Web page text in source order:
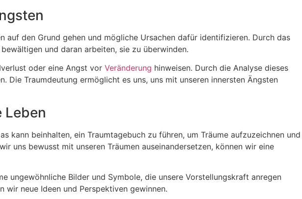
auf den Grund gehen und mögliche Ursachen dafür identifizieren. Durch das
und daran arbeiten, sie zu überwinden.
oder eine Angst vor Veränderung hinweisen. Durch die Analyse dieses
Die Traumdeutung ermöglicht es uns, uns mit unseren innersten Ängsten
Leben
beinhalten, ein Traumtagebuch zu führen, um Träume aufzuzeichnen und
uns bewusst mit unseren Träumen auseinandersetzen, können wir eine
ungewöhnliche Bilder und Symbole, die unsere Vorstellungskraft anregen
wir neue Ideen und Perspektiven gewinnen.